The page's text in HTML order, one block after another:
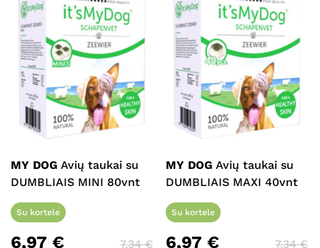
MY DOG Avių taukai su
DUMBLIAIS MINI 80vnt
Su kortele
6,97 € 7,34€
MY DOG Avių taukai su
DUMBLIAIS MAXI 40vnt
Su kortele
6,97€ 7,34€